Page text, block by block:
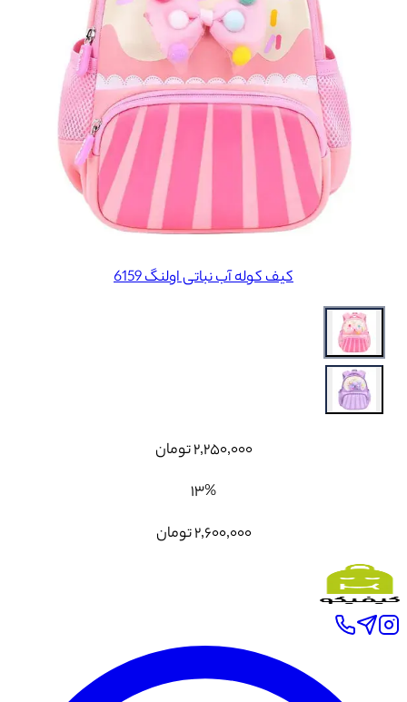
کیف کوله آب نباتی اولنگ 6159
۲٬۲۵۰٬۰۰۰تومان
۱۳%
۲٬۶۰۰٬۰۰۰تومان